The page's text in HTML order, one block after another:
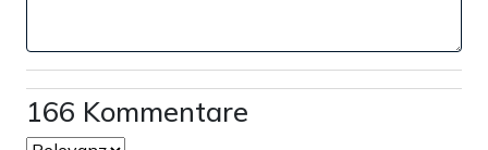
166 Kommentare